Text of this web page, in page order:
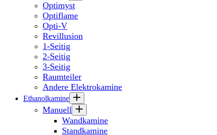
Optimyst
Optiflame
Opti-V
Revillusion
1-Seitig
2-Seitig
3-Seitig
Raumteiler
Andere Elektrokamine
Ethanolkamine
Manuell
Wandkamine
Standkamine